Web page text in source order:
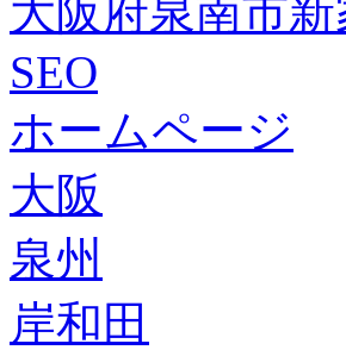
大阪府泉南市
SEO
ホームページ
大阪
泉州
岸和田